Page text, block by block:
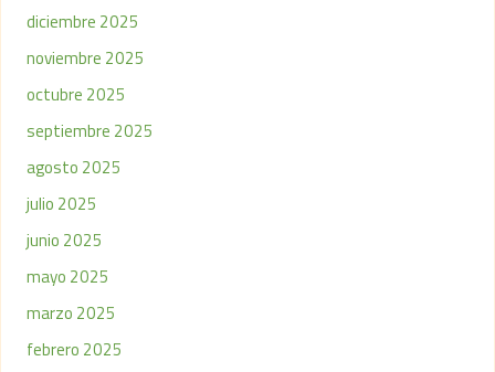
diciembre 2025
noviembre 2025
octubre 2025
septiembre 2025
agosto 2025
julio 2025
junio 2025
mayo 2025
marzo 2025
febrero 2025